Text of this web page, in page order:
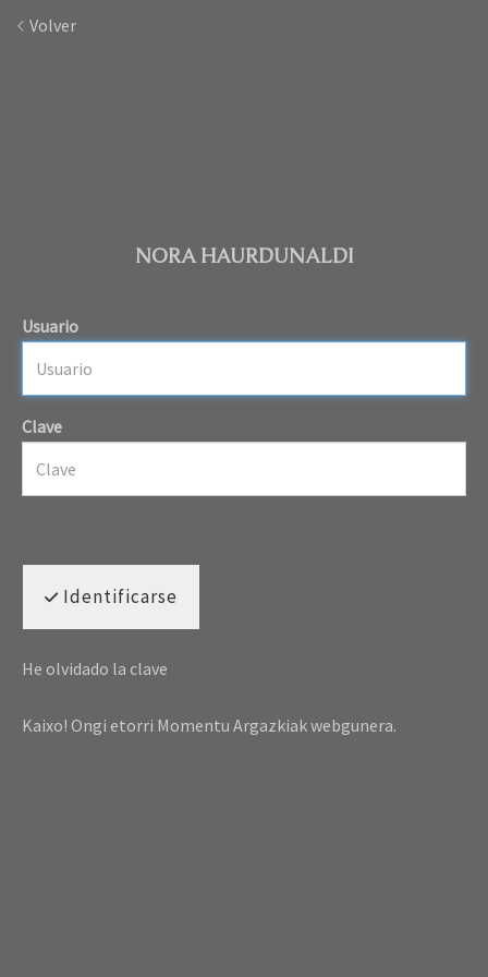
Volver
NORA HAURDUNALDI
Usuario
Clave
Identificarse
He olvidado la clave
Kaixo! Ongi etorri Momentu Argazkiak webgunera.